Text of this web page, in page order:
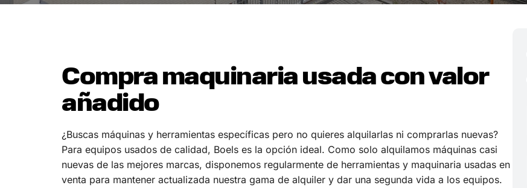
Compra maquinaria usada con valor
añadido
¿Buscas máquinas y herramientas específicas pero no quieres alquilarlas ni comprarlas nuevas?
Para equipos usados de calidad, Boels es la opción ideal. Como solo alquilamos máquinas casi
nuevas de las mejores marcas, disponemos regularmente de herramientas y maquinaria usadas en
venta para mantener actualizada nuestra gama de alquiler y dar una segunda vida a los equipos.